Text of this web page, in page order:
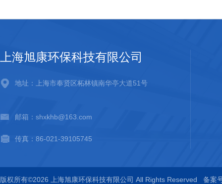
上海旭康环保科技有限公司
地址：上海市奉贤区柘林镇南华亭大道51号
邮箱：shxkhb@163.com
传真：86-021-39105745
版权所有©2026 上海旭康环保科技有限公司 All Rights Reserved 备案